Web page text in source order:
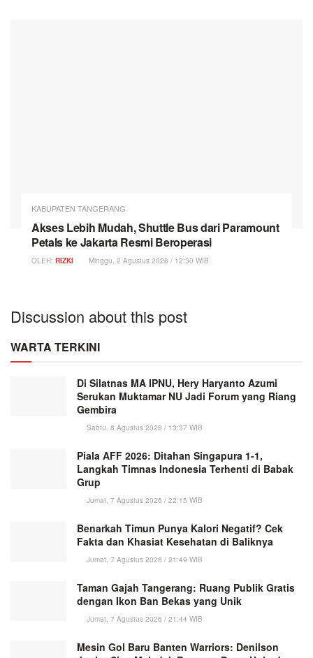
KABUPATEN TANGERANG
Akses Lebih Mudah, Shuttle Bus dari Paramount
Petals ke Jakarta Resmi Beroperasi
OLEH: RIZKI Minggu, 2 Agustus 2026 / 12:30 WIB
Discussion about this post
WARTA TERKINI
Di Silatnas MA IPNU, Hery Haryanto Azumi
Serukan Muktamar NU Jadi Forum yang Riang
Gembira
Sabtu, 8 Agustus 2026 / 13:37 WIB
Piala AFF 2026: Ditahan Singapura 1-1,
Langkah Timnas Indonesia Terhenti di Babak
Grup
Jumat, 7 Agustus 2026 / 22:15 WIB
Benarkah Timun Punya Kalori Negatif? Cek
Fakta dan Khasiat Kesehatan di Baliknya
Jumat, 7 Agustus 2026 / 21:49 WIB
Taman Gajah Tangerang: Ruang Publik Gratis
dengan Ikon Ban Bekas yang Unik
Jumat, 7 Agustus 2026 / 21:44 WIB
Mesin Gol Baru Banten Warriors: Denilson